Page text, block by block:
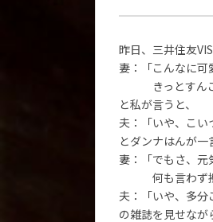
昨日、三井住友
妻：「こんなに可
きっとすんご
と私が言うと、
夫：「いや、こい
とダンナはんが一
妻：「でもさ、
何も言わず擦り
夫：「いや、多分
の雑誌を見せな